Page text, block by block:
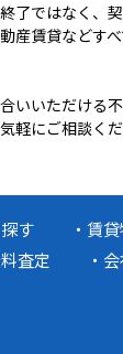
了ではなく、
産賃貸などす
いいただける
軽にご相談くだ
す
賃
査定